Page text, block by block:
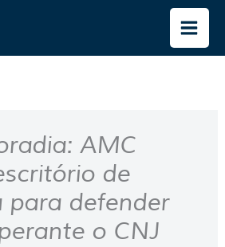
AMC
de
para defender
o CNJ